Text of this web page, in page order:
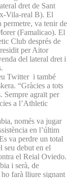
dret de Sant
Vila-real B). El
permetre, va tenir de
(Famalicao). El
Club després de
per Aitor
del lateral dret i
Twitter i també
“Gràcies a tots
Sempre agraït per
a l’Athletic
només va jugar
en l’últim
va perdre un total
seu debut en el
el Reial Oviedo.
i serà, de
farà lliure signant